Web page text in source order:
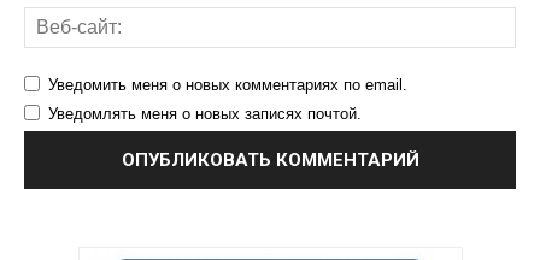
Уведомить меня о новых комментариях по email.
Уведомлять меня о новых записях почтой.